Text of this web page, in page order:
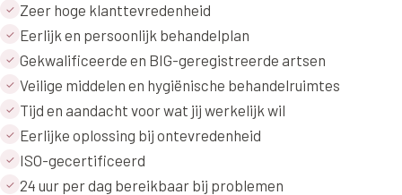
✓ Zeer hoge klanttevredenheid
✓ Eerlijk en persoonlijk behandelplan
✓ Gekwalificeerde en BIG-geregistreerde artsen
✓ Veilige middelen en hygiënische behandelruimtes
✓ Tijd en aandacht voor wat jij werkelijk wil
✓ Eerlijke oplossing bij ontevredenheid
✓ ISO-gecertificeerd
✓ 24 uur per dag bereikbaar bij problemen